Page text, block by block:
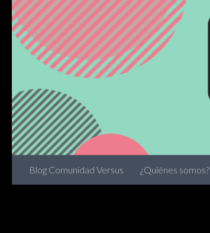
Skip to content
Blog Comunidad Versus ¿Quiénes somos?